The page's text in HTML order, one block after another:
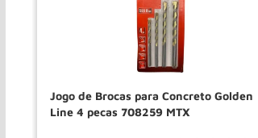
Jogo de Brocas para Concreto Golden
Line 4 pecas 708259 MTX